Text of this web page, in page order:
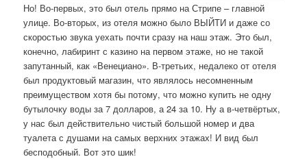
Но! Во-первых, это был отель прямо на Стрипе – главной
улице. Во-вторых, из отеля можно было ВЫЙТИ и даже со
скоростью звука уехать почти сразу на наш этаж. Это был,
конечно, лабиринт с казино на первом этаже, но не такой
запутанный, как «Венециано». В-третьих, недалеко от отеля
был продуктовый магазин, что являлось несомненным
преимуществом хотя бы потому, что можно купить не одну
бутылочку воды за 7 долларов, а 24 за 10. Ну а в-четвёртых,
у нас был действительно чистый большой номер и два
туалета с душами на самых верхних этажах! И вид был
бесподобный. Вот это шик!